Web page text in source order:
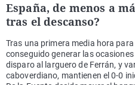
España, de menos a
tras el descanso?
Tras una primera media hora
conseguido generar las
disparo al larguero de Ferrán, y
caboverdiano, mantienen el 0-0